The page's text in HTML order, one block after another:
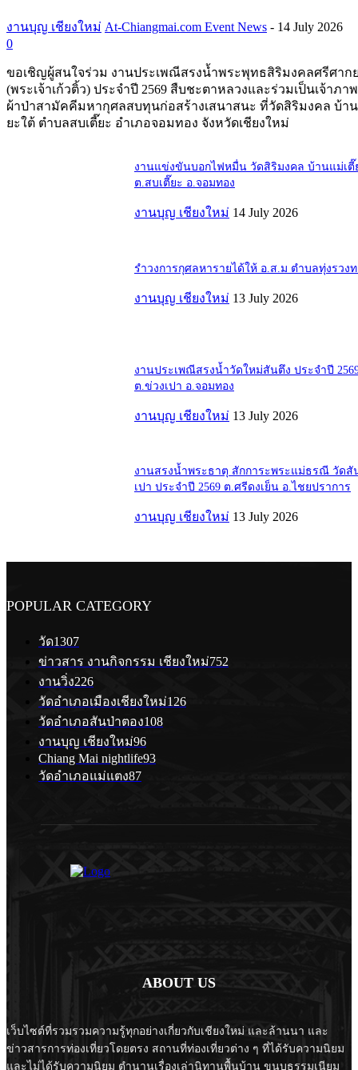
งานบุญ เชียงใหม่ At-Chiangmai.com Event News - 14 July 2026
0
ขอเชิญผู้สนใจร่วม งานประเพณีสรงน้ำพระพุทธสิริมงคลศรีศาก
(พระเจ้าเก้วติ้ว) ประจำปี 2569 สืบชะตาหลวงและร่วมเป็นเจ้าภา
ผ้าป่าสามัคคีมหากุศลสบทุนก่อสร้างเสนาสนะ ที่วัดสิริมงคล บ้า
ยะใต้ ตำบลสบเตี๊ยะ อำเภอจอมทอง จังหวัดเชียงใหม่
งานแข่งขันบอกไฟหมื่น วัดสิริมงคล บ้านแม่เตี๊
ต.สบเตี๊ยะ อ.จอมทอง
งานบุญ เชียงใหม่ 14 July 2026
รำวงการกุศลหารายได้ให้ อ.ส.ม ตำบลทุ่งรวง
งานบุญ เชียงใหม่ 13 July 2026
งานประเพณีสรงน้ำวัดใหม่สันตึง ประจำปี
ต.ข่วงเปา อ.จอมทอง
งานบุญ เชียงใหม่ 13 July 2026
งานสรงน้ำพระธาตุ สักการะพระแม่ธรณี วัดสั
เปา ประจำปี 2569 ต.ศรีดงเย็น อ.ไชยปราการ
งานบุญ เชียงใหม่ 13 July 2026
POPULAR CATEGORY
วัด1307
ข่าวสาร งานกิจกรรม เชียงใหม่752
งานวิ่ง226
วัดอำเภอเมืองเชียงใหม่126
วัดอำเภอสันป่าตอง108
งานบุญ เชียงใหม่96
Chiang Mai nightlife93
วัดอำเภอแม่แตง87
ABOUT US
เว็บไซต์ที่รวมรวมความรู้ทุกอย่างเกี่ยวกับเชียงใหม่ และล้านนา และ
ข่าวสารการท่องเที่ยวโดยตรง สถานที่ท่องเที่ยวต่าง ๆ ที่ได้รับความนิยม
และไม่ได้รับความนิยม ตำนานเรื่องเล่านิทานพื้นบ้าน ขนบธรรมเนียม